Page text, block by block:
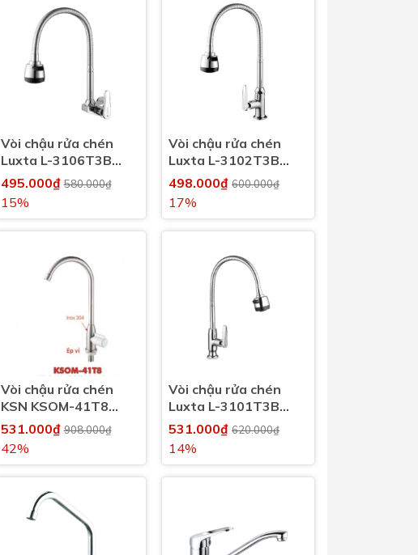
Vòi chậu rửa chén
Luxta L-3106T3B
nước lạnh
495.000₫580.000₫
15%
Vòi chậu rửa chén
Luxta L-3102T3B
nước lạnh
498.000₫600.000₫
17%
Vòi chậu rửa chén
KSN KSOM-41T8
nước lạnh
531.000₫908.000₫
42%
Vòi chậu rửa chén
Luxta L-3101T3B
nước lạnh
531.000₫620.000₫
14%